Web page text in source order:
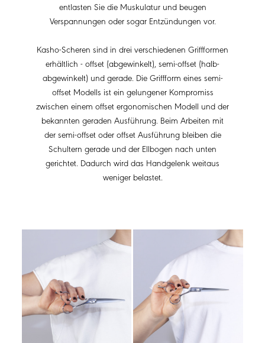
entlasten Sie die Muskulatur und beugen
Verspannungen oder sogar Entzündungen vor.
Kasho-Scheren sind in drei verschiedenen Griffformen
erhältlich - offset (abgewinkelt), semi-offset (halb-
abgewinkelt) und gerade. Die Griffform eines semi-
offset Modells ist ein gelungener Kompromiss
zwischen einem offset ergonomischen Modell und der
bekannten geraden Ausführung. Beim Arbeiten mit
der semi-offset oder offset Ausführung bleiben die
Schultern gerade und der Ellbogen nach unten
gerichtet. Dadurch wird das Handgelenk weitaus
weniger belastet.